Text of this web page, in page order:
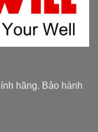
hãng. Bảo hành